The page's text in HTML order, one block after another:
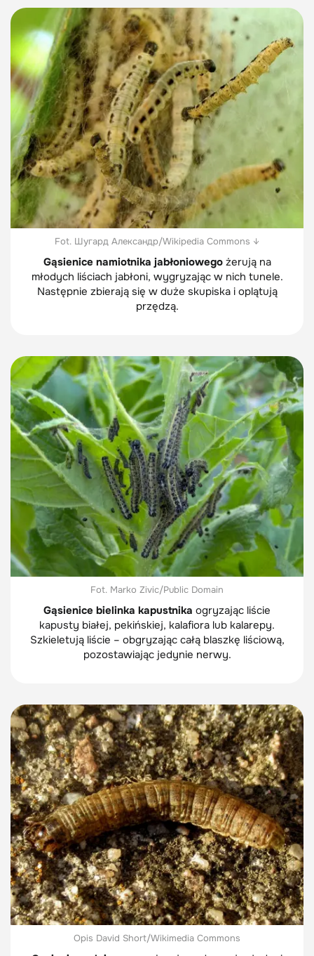
Fot. Шугард Александр/Wikipedia Commons ↓
Gąsienice namiotnika jabłoniowegożerują na
młodych liściach jabłoni, wygryzając w nich tunele.
Następnie zbierają się w duże skupiska i oplątują
przędzą.
Fot. Marko Zivic/Public Domain
Gąsienice bielinka kapustnika ogryzając liście
kapusty białej, pekińskiej, kalafiora lub kalarepy.
Szkieletują liście – obgryzając całą blaszkę liściową,
pozostawiając jedynie nerwy.
Opis David Short/Wikimedia Commons